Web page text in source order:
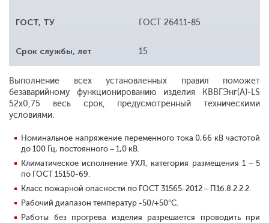
ГОСТ, ТУ ГОСТ 26411-85
Срок службы, лет 15
Выполнение всех установленных правил поможет
безаварийному функционированию изделия КВВГЭнг(A)-LS
52х0,75 весь срок, предусмотренный техническими
условиями.
Номинальное напряжение переменного тока 0,66 кВ частотой
до 100 Гц, постоянного – 1,0 кВ.
Климатическое исполнение УХЛ, категория размещения 1 – 5
по ГОСТ 15150-69.
Класс пожарной опасности по ГОСТ 31565-2012 – П1б.8.2.2.2.
Рабочий диапазон температур -50/+50°С.
Работы без прогрева изделия разрешается проводить при